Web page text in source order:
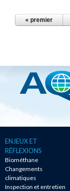
PAGES
« premier
ENJEUX ET
RÉFLEXIONS
Biométhane
Changements
climatiques
Inspection et entretien